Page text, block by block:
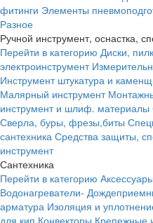
фитинги Элементы
Разное
Ручной инструмент, оснастка,
Перейти в категорию Диски,
электроинструмент
Инструмент штукатура и
Малярный инструмент
инструмент и шлиф. материалы
Сверла, буры, фрезы,биты
сантехника Средства защиты,
инструмент
Сантехника
Перейти в категорию
Водонагреватели-
арматура Изоляция и
для кип Конвекторы Крепежные